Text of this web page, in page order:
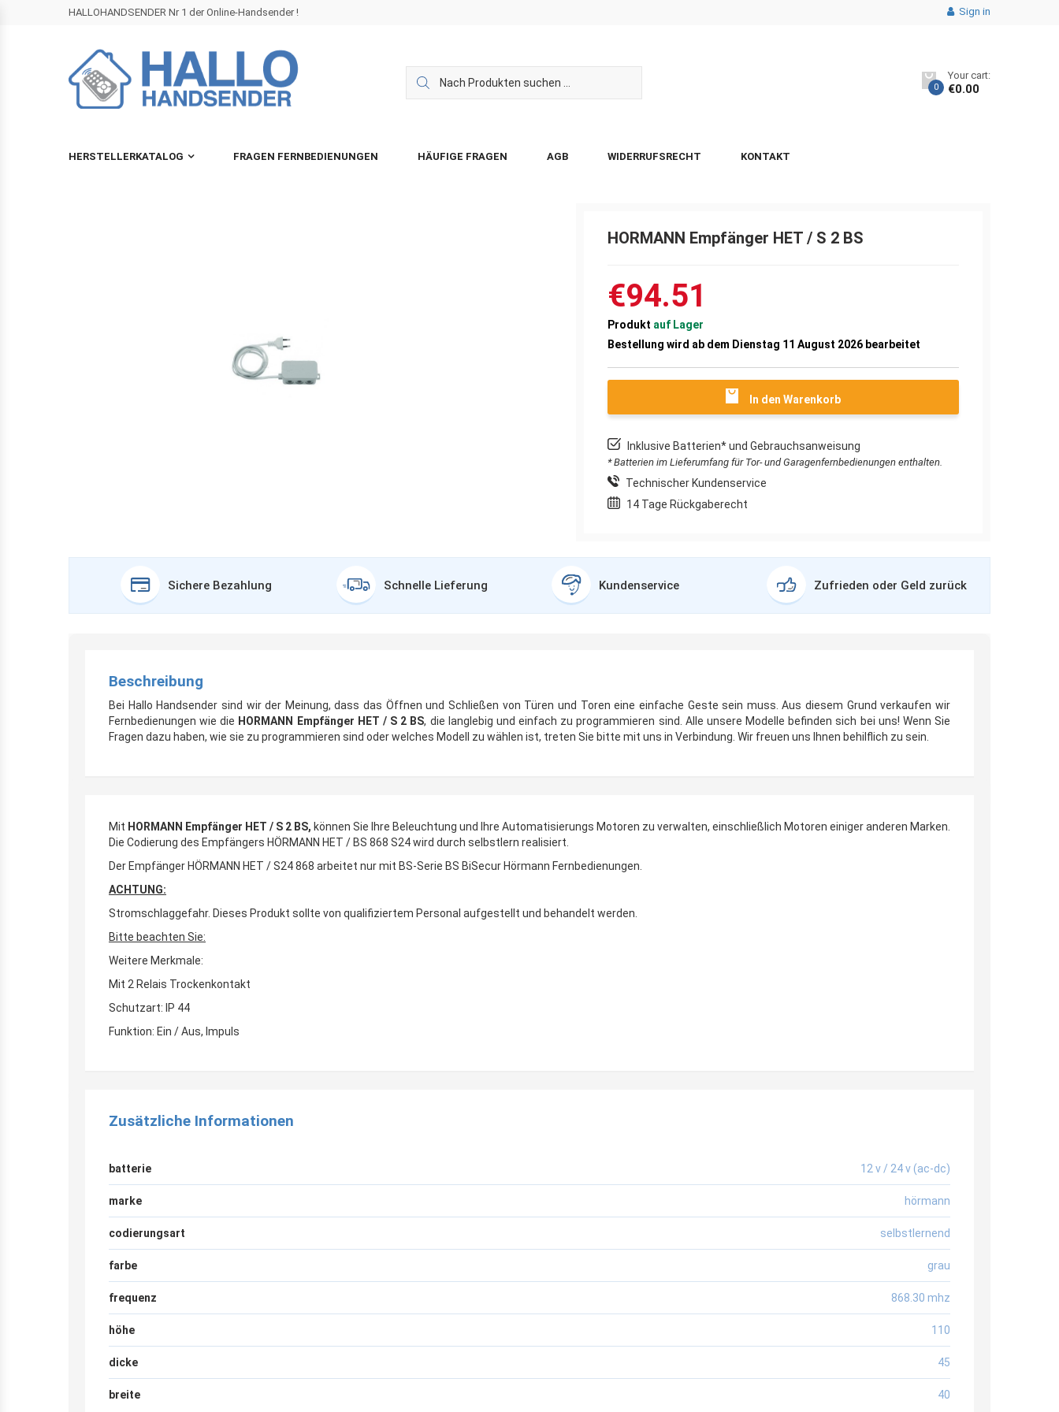
HALLOHANDSENDER Nr 1 der Online-Handsender ! Sign in
0
Your cart:
€0.00
HERSTELLERKATALOG FRAGEN FERNBEDIENUNGEN HÄUFIGE FRAGEN AGB WIDERRUFSRECHT KONTAKT
HORMANN Empfänger HET / S 2 BS
€94.51
Produkt auf Lager
Bestellung wird ab dem Dienstag 11 August 2026 bearbeitet
In den Warenkorb
Inklusive Batterien* und Gebrauchsanweisung
* Batterien im Lieferumfang für Tor- und Garagenfernbedienungen enthalten.
Technischer Kundenservice
14 Tage Rückgaberecht
Sichere Bezahlung Schnelle Lieferung Kundenservice Zufrieden oder Geld zurück
Beschreibung
Bei Hallo Handsender sind wir der Meinung, dass das Öffnen und Schließen von Türen und Toren eine einfache Geste sein muss. Aus diesem Grund verkaufen wir
Fernbedienungen wie die HORMANN Empfänger HET / S 2 BS, die langlebig und einfach zu programmieren sind. Alle unsere Modelle befinden sich bei uns! Wenn Sie
Fragen dazu haben, wie sie zu programmieren sind oder welches Modell zu wählen ist, treten Sie bitte mit uns in Verbindung. Wir freuen uns Ihnen behilflich zu sein.
Mit HORMANN Empfänger HET / S 2 BS, können Sie Ihre Beleuchtung und Ihre Automatisierungs Motoren zu verwalten, einschließlich Motoren einiger anderen Marken.
Die Codierung des Empfängers HÖRMANN HET / BS 868 S24 wird durch selbstlern realisiert.
Der Empfänger HÖRMANN HET / S24 868 arbeitet nur mit BS-Serie BS BiSecur Hörmann Fernbedienungen.
ACHTUNG:
Stromschlaggefahr. Dieses Produkt sollte von qualifiziertem Personal aufgestellt und behandelt werden.
Bitte beachten Sie:
Weitere Merkmale:
Mit 2 Relais Trockenkontakt
Schutzart: IP 44
Funktion: Ein / Aus, Impuls
Zusätzliche Informationen
batterie 12 v / 24 v (ac-dc)
marke hörmann
codierungsart selbstlernend
farbe grau
frequenz 868.30 mhz
höhe 110
dicke 45
breite 40